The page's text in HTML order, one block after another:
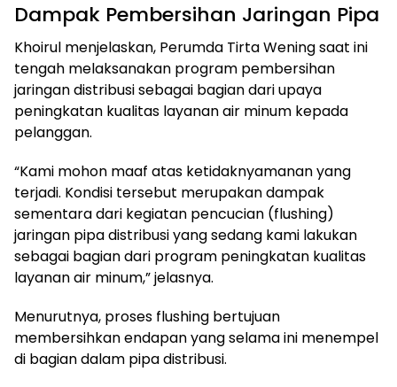
Dampak Pembersihan Jaringan Pipa
Khoirul menjelaskan, Perumda Tirta Wening saat ini
tengah melaksanakan program pembersihan
jaringan distribusi sebagai bagian dari upaya
peningkatan kualitas layanan air minum kepada
pelanggan.
“Kami mohon maaf atas ketidaknyamanan yang
terjadi. Kondisi tersebut merupakan dampak
sementara dari kegiatan pencucian (flushing)
jaringan pipa distribusi yang sedang kami lakukan
sebagai bagian dari program peningkatan kualitas
layanan air minum,” jelasnya.
Menurutnya, proses flushing bertujuan
membersihkan endapan yang selama ini menempel
di bagian dalam pipa distribusi.